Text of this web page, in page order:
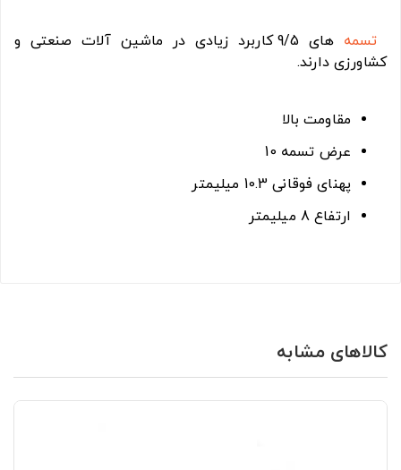
تسمه
های 9/5 کاربرد زیادی در ماشین آلات صنعتی و
کشاورزی دارند.
مقاومت بالا
عرض تسمه 10
پهنای فوقانی 10.3 میلیمتر
ارتفاع 8 میلیمتر
کالاهای مشابه